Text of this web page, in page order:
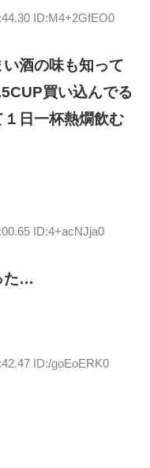
ID:M4+2GfEO0
酒の味も知って
買い込んでる
日一杯熱燗飲む
ID:4+acNJja0
た…
ID:/goEoERK0